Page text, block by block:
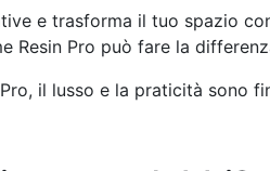
e trasforma il tuo spazio
Resin Pro può fare la
Pro, il lusso e la praticità sono